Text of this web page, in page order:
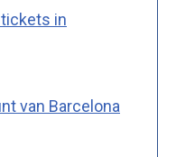
in
van Barcelona